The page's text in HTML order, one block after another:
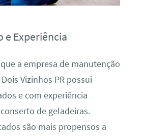
e Experiência
a empresa de manutenção
Vizinhos PR possui
e com experiência
de geladeiras.
são mais propensos a